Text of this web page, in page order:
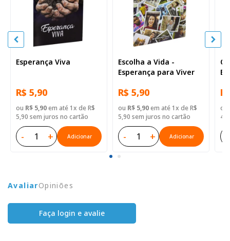
Esperança Viva
R$ 5,90
ou R$ 5,90em até 1x de R$
5,90 sem juros no cartão
- + Adicionar
Escolha a Vida -
Esperança para Viver
R$ 5,90
ou R$ 5,90em até 1x de R$
5,90 sem juros no cartão
- + Adicionar
O
ou
AvaliarOpiniões
Faça login e avalie